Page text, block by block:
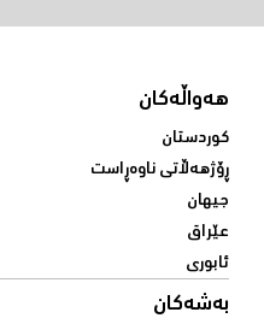
هەواڵەکان
کوردستان
ڕۆژهەڵاتی ناوەڕاست
جیهان
عێراق
ئابوری
بەشەکان